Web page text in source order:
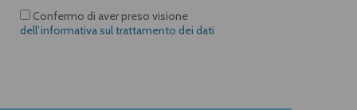
Confermo di aver preso visione
dell’informativa sul trattamento dei dati